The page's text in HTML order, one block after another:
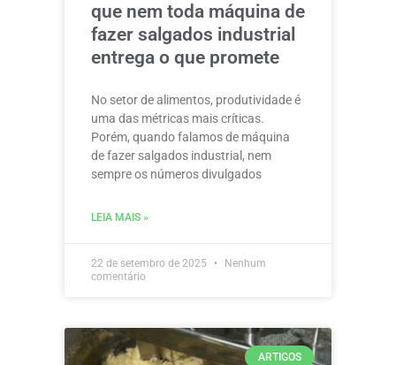
que nem toda máquina de
fazer salgados industrial
entrega o que promete
No setor de alimentos, produtividade é
uma das métricas mais críticas.
Porém, quando falamos de máquina
de fazer salgados industrial, nem
sempre os números divulgados
LEIA MAIS »
22 de setembro de 2025
Nenhum
comentário
ARTIGOS